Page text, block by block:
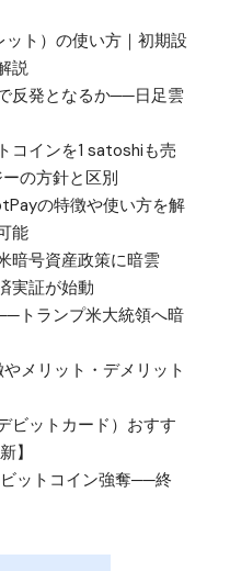
ト）の使い方｜初期設
説
反発となるか──日足雲
コインを1 satoshiも売
の方針と区別
の特徴や使い方を解
能
暗号資産政策に暗雲
実証が始動
トランプ米大統領へ暗
メリット・デメリット
ビットカード）おすす
】
ットコイン強奪──終